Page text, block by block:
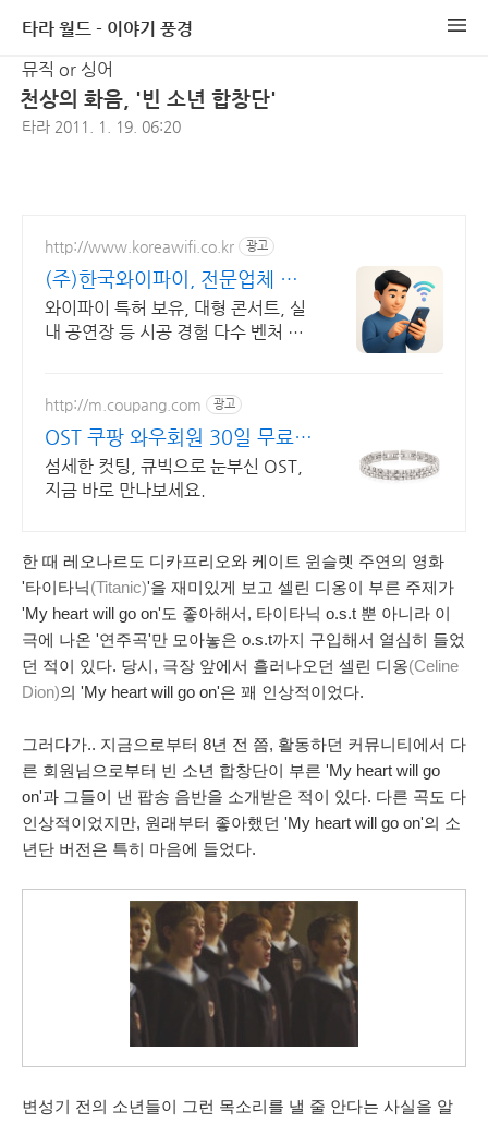
타라 월드 - 이야기 풍경
뮤직 or 싱어
천상의 화음, '빈 소년 합창단'
타라 2011. 1. 19. 06:20
http://www.koreawifi.co.kr 광고
(주)한국와이파이, 전문업체 설
계및구축
와이파이 특허 보유, 대형 콘서트, 실
내 공연장 등 시공 경험 다수 벤처 기
있는 기업
http://m.coupang.com 광고
OST 쿠팡 와우회원 30일 무료반
품
섬세한 컷팅, 큐빅으로 눈부신 OST,
지금 바로 만나보세요.
한 때 레오나르도 디카프리오와 케이트 윈슬렛 주연의 영화
'타이타닉(Titanic)'을 재미있게 보고 셀린 디옹이 부른 주제가
'My heart will go on'도 좋아해서, 타이타닉 o.s.t 뿐 아니라 이
극에 나온 '연주곡'만 모아놓은 o.s.t까지 구입해서 열심히 들었
던 적이 있다. 당시, 극장 앞에서 흘러나오던 셀린 디옹(Celine
Dion)의 'My heart will go on'은 꽤 인상적이었다.
그러다가.. 지금으로부터 8년 전 쯤, 활동하던 커뮤니티에서 다
른 회원님으로부터 빈 소년 합창단이 부른 'My heart will go
on'과 그들이 낸 팝송 음반을 소개받은 적이 있다. 다른 곡도 다
인상적이었지만, 원래부터 좋아했던 'My heart will go on'의 소
년단 버전은 특히 마음에 들었다.
변성기 전의 소년들이 그런 목소리를 낼 줄 안다는 사실을 알